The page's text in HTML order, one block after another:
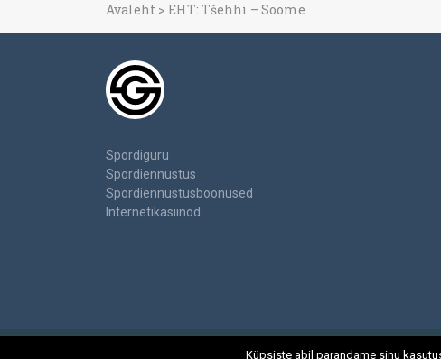
Avaleht > EHT: Tšehhi – Soome
Spordiguru
Spordiennustus
Spordiennustusboonused
Internetikasiinod
Küpsiste abil parandame sinu